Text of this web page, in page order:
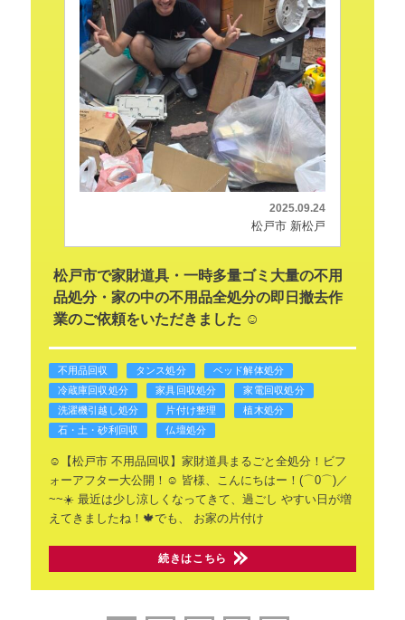
2025.09.24
松戸市 新松戸
松戸市で家財道具・一時多量ゴミ大量の不用
品処分・家の中の不用品全処分の即日撤去作
業のご依頼をいただきました ☺️
不用品回収 タンス処分
ベッド解体処分
冷蔵庫回収処分
家具回収処分
家電回収処分
洗濯機引越し処分
片付け整理
植木処分
石・土・砂利回収
仏壇処分
☺️【松戸市 不用品回収】家財道具まるごと全処分！ビフ
ォーアフター大公開！☺️ 皆様、こんにちはー！(⌒0⌒)／
~~☀️最近は少し涼しくなってきて、過ごし やすい日が増
えてきましたね！🍁でも、
お家の片付け
続きはこちら